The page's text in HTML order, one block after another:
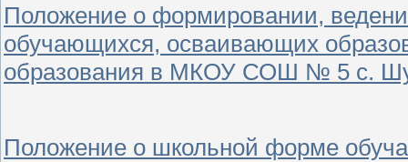
Положение о формировании,
обучающихся, осваивающих
образования в МКОУ СОШ № 5 с.
Положение о школьной форме